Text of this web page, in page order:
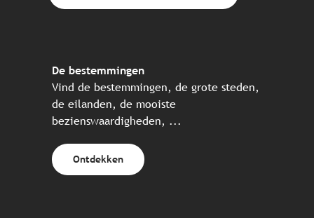
De bestemmingen
Vind de bestemmingen, de grote steden,
de eilanden, de mooiste
bezienswaardigheden, ...
Ontdekken